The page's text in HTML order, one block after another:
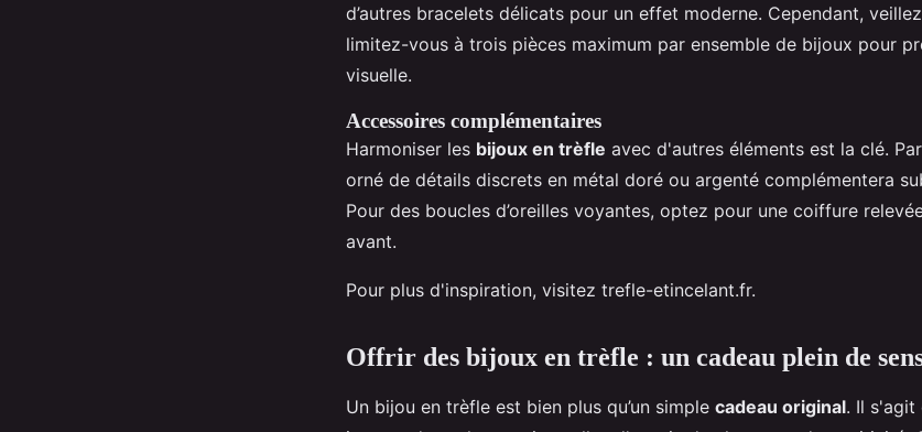
d’autres bracelets délicats pour un effet moderne. Cependant,
limitez-vous à trois pièces maximum par ensemble de bijoux pour
visuelle.
Accessoires complémentaires
Harmoniser les bijoux en trèfle avec d'autres éléments est la clé.
orné de détails discrets en métal doré ou argenté complémentera
Pour des boucles d’oreilles voyantes, optez pour une coiffure
avant.
Pour plus d'inspiration, visitez trefle-etincelant.fr.
Offrir des bijoux en trèfle : un cadeau plein de
Un bijou en trèfle est bien plus qu’un simple cadeau original. Il s'agit